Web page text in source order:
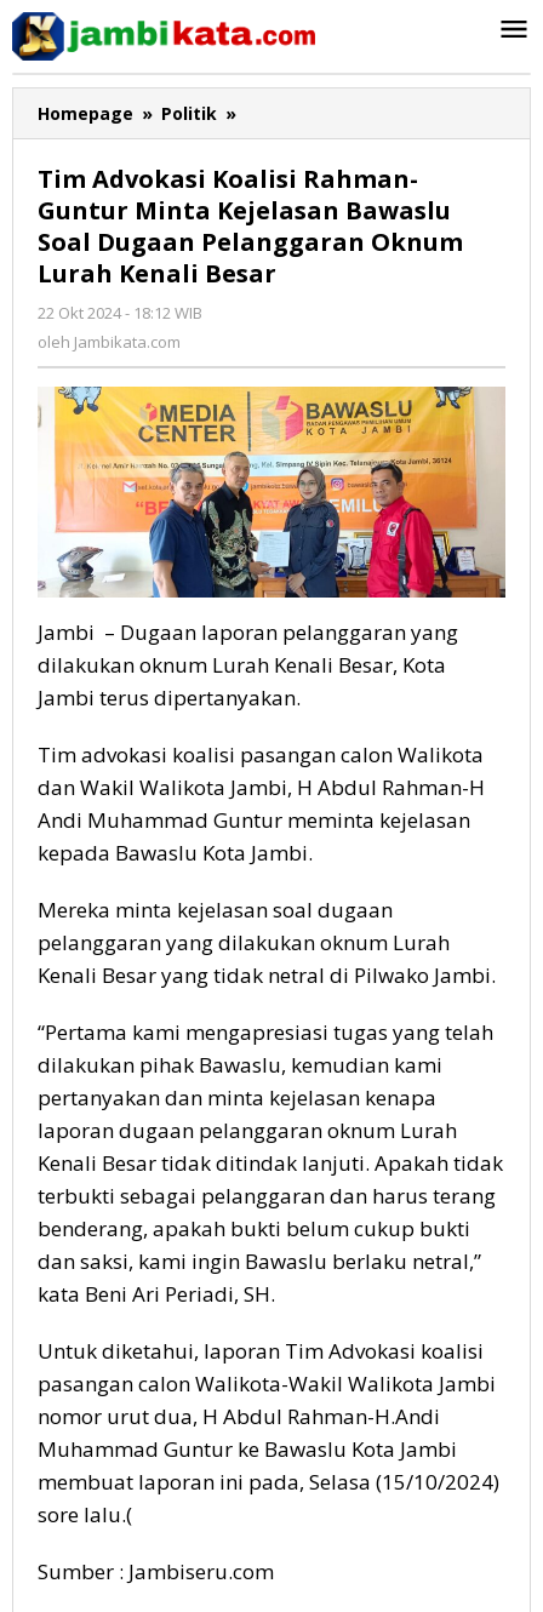
Lewati
konten
Homepage » Politik »
Advokasi
Koalisi
Rahman-
Guntur
Minta
Kejelasan
Pelanggaran
Oknum
Lurah
Kenali
Besar
Tim Advokasi Koalisi Rahman-
Guntur Minta Kejelasan Bawaslu
Soal Dugaan Pelanggaran Oknum
Lurah Kenali Besar
22 Okt 2024 - 18:12 WIB
oleh Jambikata.com
Jambi – Dugaan laporan pelanggaran yang
dilakukan oknum Lurah Kenali Besar, Kota
Jambi terus dipertanyakan.
Tim advokasi koalisi pasangan calon Walikota
dan Wakil Walikota Jambi, H Abdul Rahman-H
Andi Muhammad Guntur meminta kejelasan
kepada Bawaslu Kota Jambi.
Mereka minta kejelasan soal dugaan
pelanggaran yang dilakukan oknum Lurah
Kenali Besar yang tidak netral di Pilwako Jambi.
“Pertama kami mengapresiasi tugas yang telah
dilakukan pihak Bawaslu, kemudian kami
pertanyakan dan minta kejelasan kenapa
laporan dugaan pelanggaran oknum Lurah
Kenali Besar tidak ditindak lanjuti. Apakah tidak
terbukti sebagai pelanggaran dan harus terang
benderang, apakah bukti belum cukup bukti
dan saksi, kami ingin Bawaslu berlaku netral,”
kata Beni Ari Periadi, SH.
Untuk diketahui, laporan Tim Advokasi koalisi
pasangan calon Walikota-Wakil Walikota Jambi
nomor urut dua, H Abdul Rahman-H.Andi
Muhammad Guntur ke Bawaslu Kota Jambi
membuat laporan ini pada, Selasa (15/10/2024)
sore lalu.(
Sumber : Jambiseru.com